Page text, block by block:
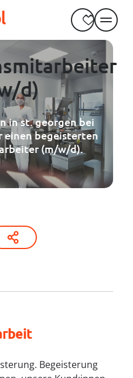
AK + 1AK + 2
d)
in st. georgen bei
einen begeisterten
(m/w/d).
Begeisterung